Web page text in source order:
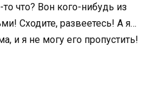
что? Вон кого-нибудь из
Сходите, развеетесь! А я…
и я не могу его пропустить!